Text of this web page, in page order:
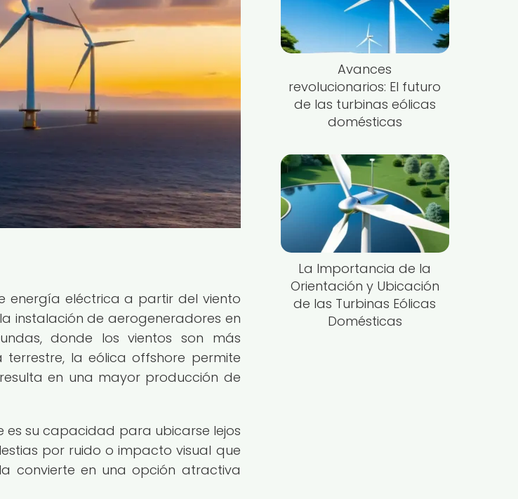
energía eléctrica a partir del viento
instalación de aerogeneradores en
donde los vientos son más
la eólica offshore permite
en una mayor producción de
es su capacidad para ubicarse lejos
por ruido o impacto visual que
convierte en una opción atractiva
Avances
revolucionarios: El futuro
de las turbinas eólicas
domésticas
La Importancia de la
Orientación y Ubicación
de las Turbinas Eólicas
Domésticas